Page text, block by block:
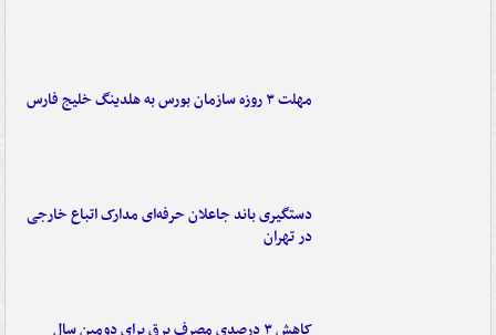
مهلت ۳ روزه سازمان بورس به هلدینگ خلیج فارس
دستگیری باند جاعلان حرفه‌ای مدارک اتباع خارجی
در تهران